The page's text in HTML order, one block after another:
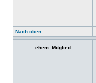
Nach oben
ehem. Mitglied